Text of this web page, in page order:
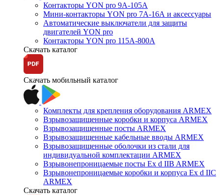
Контакторы YON pro 9А-105А
Мини-контакторы YON pro 7А-16А и аксессуары
Автоматические выключатели для защиты
двигателей YON pro
Контакторы YON pro 115А-800А
Скачать каталог
Скачать мобильный каталог
Комплекты для крепления оборудования ARMEX
Взрывозащищенные коробки и корпуса ARMEX
Взрывозащищенные посты ARMEX
Взрывозащищенные кабельные вводы ARMEX
Взрывозащищенные оболочки из стали для
индивидуальной комплектации ARMEX
Взрывонепроницаемые посты Ex d IIB ARMEX
Взрывонепроницаемые коробки и корпуса Ex d IIС
ARMEX
Скачать каталог